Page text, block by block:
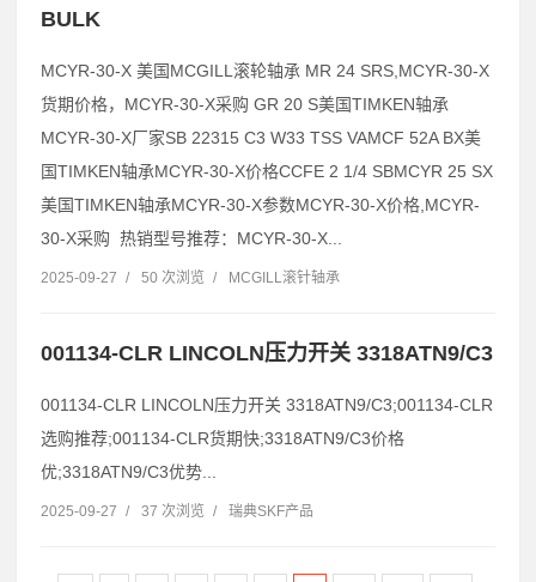
BULK
MCYR-30-X 美国MCGILL滚轮轴承 MR 24 SRS,MCYR-30-X
货期价格，MCYR-30-X采购 GR 20 S美国TIMKEN轴承
MCYR-30-X厂家SB 22315 C3 W33 TSS VAMCF 52A BX美
国TIMKEN轴承MCYR-30-X价格CCFE 2 1/4 SBMCYR 25 SX
美国TIMKEN轴承MCYR-30-X参数MCYR-30-X价格,MCYR-
30-X采购 热销型号推荐：MCYR-30-X...
2025-09-27 / 50 次浏览 / MCGILL滚针轴承
001134-CLR LINCOLN压力开关 3318ATN9/C3
001134-CLR LINCOLN压力开关 3318ATN9/C3;001134-CLR
选购推荐;001134-CLR货期快;3318ATN9/C3价格
优;3318ATN9/C3优势...
2025-09-27 / 37 次浏览 / 瑞典SKF产品